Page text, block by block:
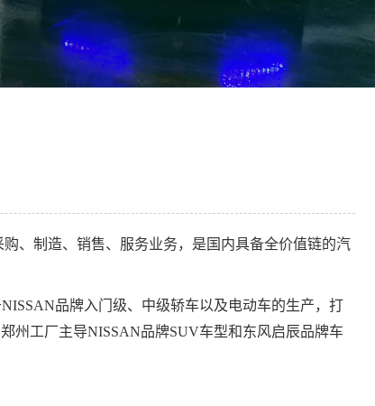
、制造、销售、服务业务，是国内具备全价值链的汽
品牌入门级、中级轿车以及电动车的生产，打
州工厂主导NISSAN品牌SUV车型和东风启辰品牌车